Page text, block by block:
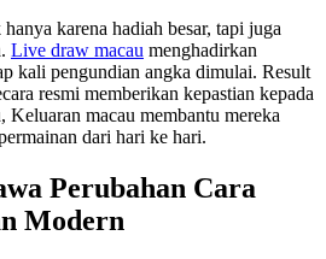
karena hadiah besar, tapi juga
Live draw macau menghadirkan
kali pengundian angka dimulai. Result
resmi memberikan kepastian kepada
Keluaran macau membantu mereka
dari hari ke hari.
Perubahan Cara
Modern